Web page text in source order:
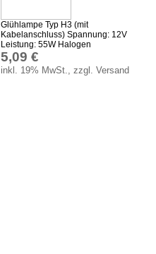
Glühlampe Typ H3 (mit
Kabelanschluss) Spannung: 12V
Leistung: 55W Halogen
5,09 €
inkl. 19% MwSt., zzgl. Versand